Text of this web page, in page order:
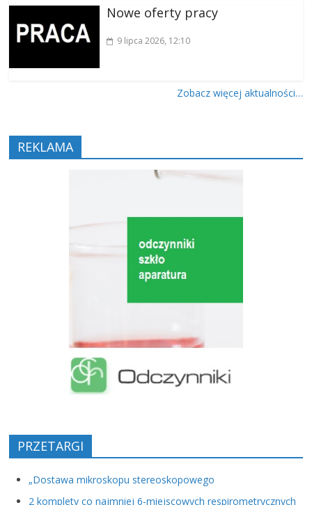
Nowe oferty pracy
9 lipca 2026, 12:10
Zobacz więcej aktualności…
REKLAMA
PRZETARGI
„Dostawa mikroskopu stereoskopowego
2 komplety co najmniej 6-miejscowych respirometrycznych